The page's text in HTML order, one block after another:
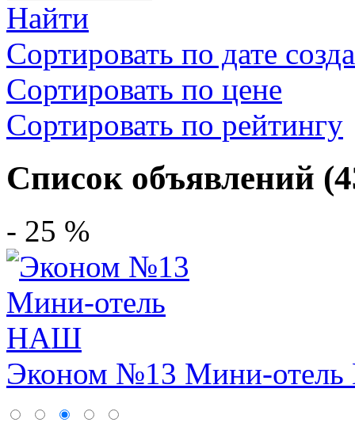
Найти
Сортировать по дате
Сортировать по цене
Сортировать по рейтингу
Список объявлений
- 25 %
Эконом №13 Мини-